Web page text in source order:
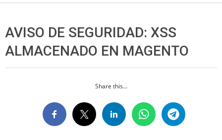
AVISO DE SEGURIDAD: XSS
ALMACENADO EN MAGENTO
Share this...